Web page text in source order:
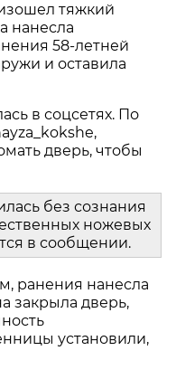
тяжкий
нанесла
58‑летней
и оставила
в соцсетях. По
дверь, чтобы
без сознания
ножевых
в сообщении.
ранения нанесла
закрыла дверь,
установили,